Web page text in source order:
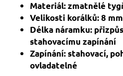
Materiál: zmatnělé
Velikosti korálků: 8
Délka náramku:
stahovacímu zapínání
Zapínání: stahovací,
ovladatelné